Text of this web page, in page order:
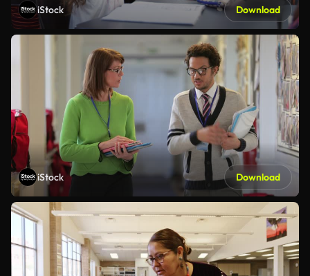
iStock Download
iStock Download